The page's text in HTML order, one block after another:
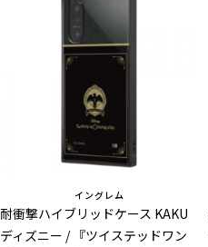
イングレム
耐衝撃ハイブリッドケース KAKU
ディズニー / 『ツイステッドワン